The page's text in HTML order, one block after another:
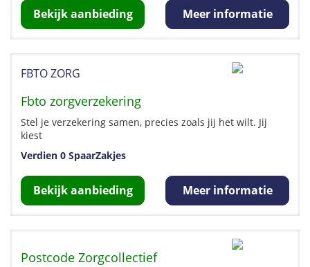
Bekijk aanbieding Meer informatie
FBTO ZORG
Fbto zorgverzekering
Stel je verzekering samen, precies zoals jij het wilt. Jij
kiest
Verdien 0 SpaarZakjes
Bekijk aanbieding Meer informatie
Postcode Zorgcollectief